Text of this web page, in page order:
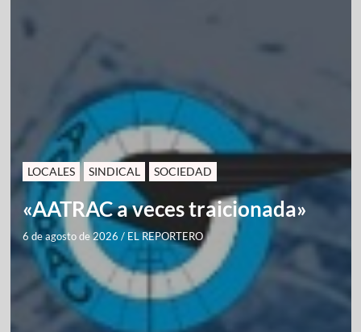
LOCALES SINDICAL SOCIEDAD
«AATRAC a veces traicionada»
6 de agosto de 2026 / EL REPORTERO